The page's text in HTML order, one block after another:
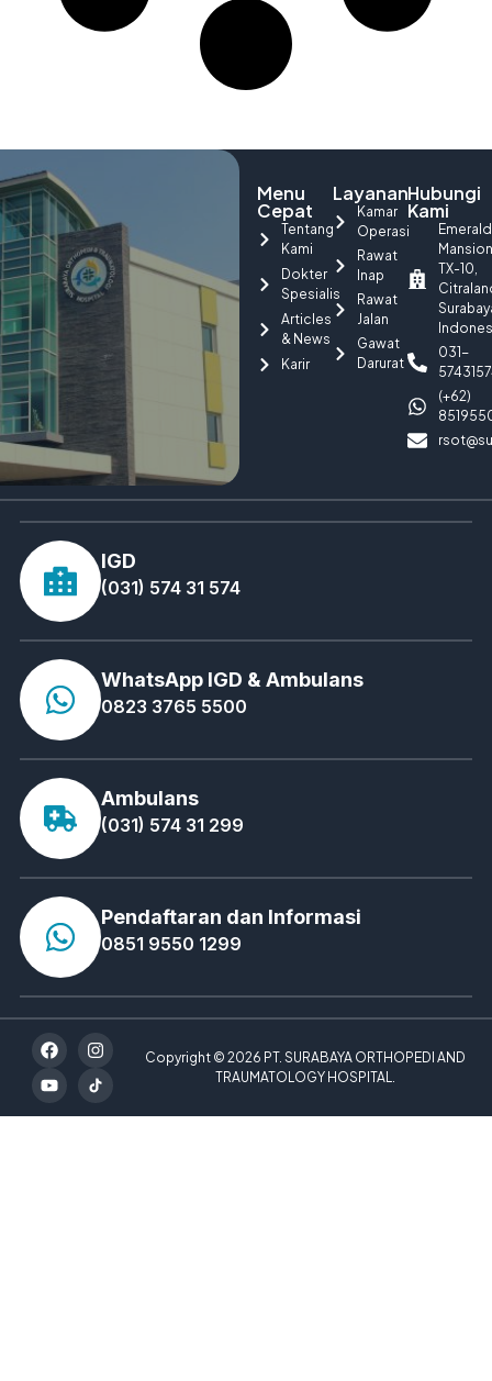
Menu
Cepat
Tentang
Kami
Dokter
Spesialis
Articles
& News
Karir
Layanan
Kamar
Operasi
Rawat
Inap
Rawat
Jalan
Gawat
Darurat
Hubungi
Kami
Emerald
Mansion
TX-10,
031-
(+62)
IGD
(031) 574 31 574
WhatsApp IGD & Ambulans
0823 3765 5500
Ambulans
(031) 574 31 299
Pendaftaran dan Informasi
0851 9550 1299
Copyright © 2026 PT. SURABAYA ORTHOPEDI AND
TRAUMATOLOGY HOSPITAL.